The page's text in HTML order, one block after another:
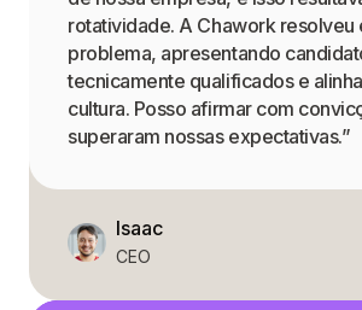
rotatividade. A Chawork resolveu
problema, apresentando
tecnicamente qualificados e
cultura. Posso afirmar com
superaram nossas expectativas.”
Isaac
CEO